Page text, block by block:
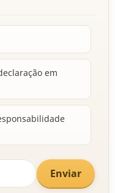
em
Enviar